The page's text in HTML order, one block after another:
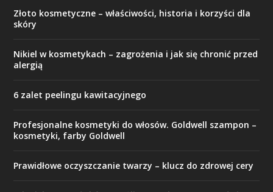
Złoto kosmetyczne – właściwości, historia i korzyści dla
skóry
Nikiel w kosmetykach – zagrożenia i jak się chronić przed
alergią
6 zalet peelingu kawitacyjnego
Profesjonalne kosmetyki do włosów. Goldwell szampon –
kosmetyki, farby Goldwell
Prawidłowe oczyszczanie twarzy – klucz do zdrowej cery